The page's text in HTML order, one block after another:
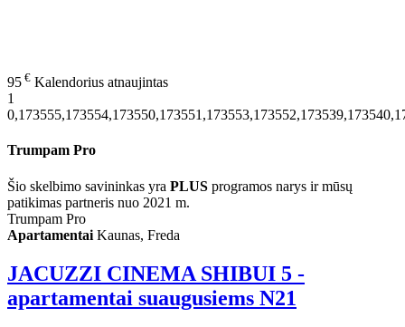
95 € Kalendorius atnaujintas
1
Trumpam Pro
Šio skelbimo savininkas yra PLUS programos narys ir mūsų
patikimas partneris nuo 2021 m.
Trumpam Pro
Apartamentai Kaunas, Freda
JACUZZI CINEMA SHIBUI 5 -
apartamentai suaugusiems N21